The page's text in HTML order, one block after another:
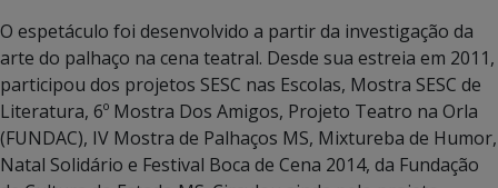
O espetáculo foi desenvolvido a partir da investigação da
arte do palhaço na cena teatral. Desde sua estreia em 2011,
participou dos projetos SESC nas Escolas, Mostra SESC de
Literatura, 6º Mostra Dos Amigos, Projeto Teatro na Orla
(FUNDAC), IV Mostra de Palhaços MS, Mixtureba de Humor,
Natal Solidário e Festival Boca de Cena 2014, da Fundação